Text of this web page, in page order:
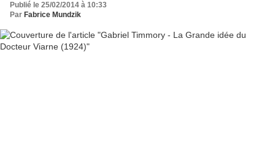
Publié le 25/02/2014 à 10:33
Par Fabrice Mundzik